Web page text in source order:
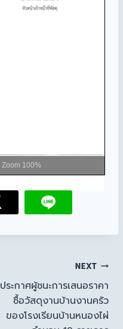
Zoom 100%
NEXT
ประกาศผู้ชนะการเสนอราคา
ซื้อวัสดุงานบ้านงานครัว
ของโรงเรียนบ้านหนองไผ่